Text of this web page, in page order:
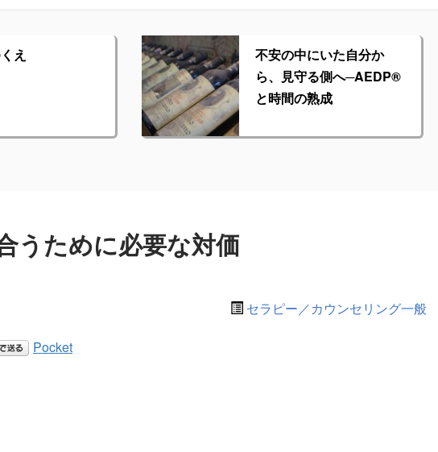
え
不安の中にいた自分か
ら、見守る側へ─AEDP®︎
と時間の熟成
うために必要な対価
セラピー／カウンセリング一般
Pocket